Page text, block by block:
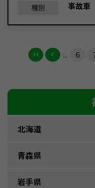
種別 事故車
... 6
北海道
青森県
岩手県